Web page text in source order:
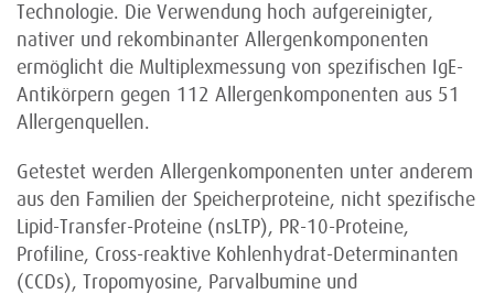
Technologie. Die Verwendung hoch aufgereinigter,
nativer und rekombinanter Allergenkomponenten
ermöglicht die Multiplexmessung von spezifischen IgE-
Antikörpern gegen 112 Allergenkomponenten aus 51
Allergenquellen.
Getestet werden Allergenkomponenten unter anderem
aus den Familien der Speicherproteine, nicht spezifische
Lipid-Transfer-Proteine (nsLTP), PR-10-Proteine,
Profiline, Cross-reaktive Kohlenhydrat-Determinanten
(CCDs), Tropomyosine, Parvalbumine und